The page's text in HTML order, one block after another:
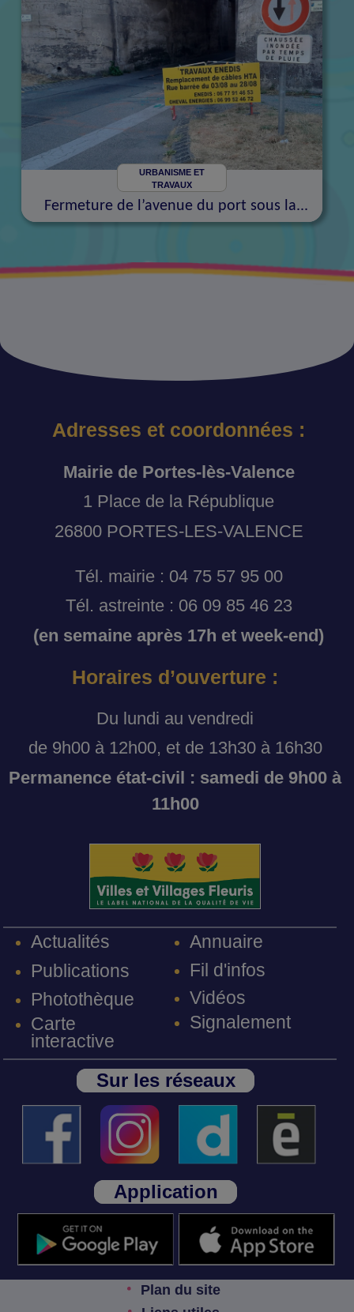
URBANISME ET
TRAVAUX
Fermeture de l’avenue du port sous la...
Adresses et coordonnées :
Mairie de Portes-lès-Valence
1 Place de la République
26800 PORTES-LES-VALENCE
Tél. mairie : 04 75 57 95 00
Tél. astreinte : 06 09 85 46 23
(en semaine après 17h et week-end)
Horaires d’ouverture :
Du lundi au vendredi
de 9h00 à 12h00, et de 13h30 à 16h30
Permanence état-civil : samedi de 9h00 à
11h00
Actualités
Publications
Photothèque
Carte
interactive
Annuaire
Fil d'infos
Vidéos
Signalement
Sur les réseaux
Application
Plan du site